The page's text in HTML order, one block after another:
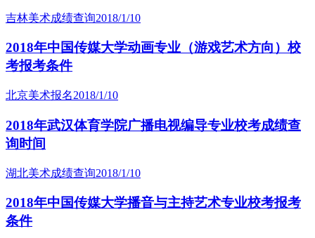
吉林美术成绩查询2018/1/10
2018年中国传媒大学动画专业（游戏艺术方向）校
考报考条件
北京美术报名2018/1/10
2018年武汉体育学院广播电视编导专业校考成绩查
询时间
湖北美术成绩查询2018/1/10
2018年中国传媒大学播音与主持艺术专业校考报考
条件